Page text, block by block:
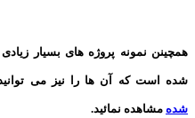
همچینن نمونه پروژه های بسیار
شده است که آن ها را نیز می
شده مشاهده نمائید.